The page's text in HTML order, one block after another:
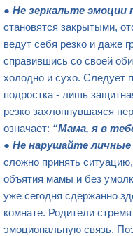
● Не зеркальте эмоции
становятся закрытыми,
ведут себя резко и даже
справившись со своей
холодно и сухо. Следует
подростка - лишь
резко захлопнувшаяся
означает: “Мама, я в
● Не нарушайте личные
сложно принять
объятия мамы и без
уже сегодня сдержанно
комнате. Родители
эмоциональную связь.